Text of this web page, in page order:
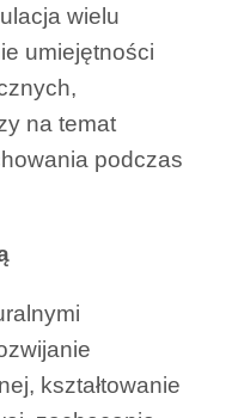
wielu
umiejętności
na temat
podczas
kształtowanie